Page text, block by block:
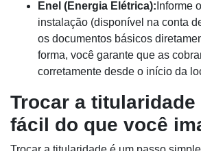
Enel (Energia Elétrica): Informe
instalação (disponível na conta
os documentos básicos
forma, você garante que as
corretamente desde o início da
Trocar a titularidade
fácil do que você